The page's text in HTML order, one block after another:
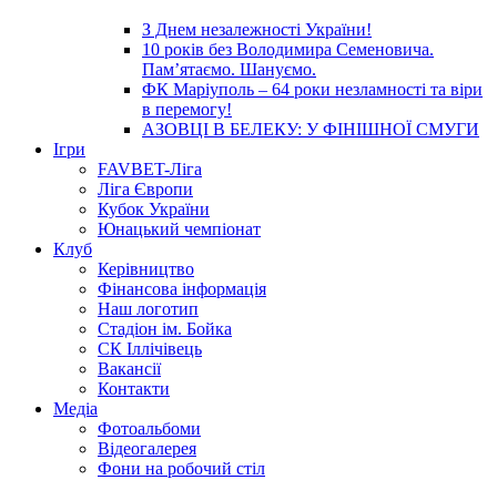
З Днем незалежності України!
10 років без Володимира Семеновича.
Пам’ятаємо. Шануємо.
ФК Маріуполь – 64 роки незламності та віри
в перемогу!
АЗОВЦІ В БЕЛЕКУ: У ФІНІШНОЇ СМУГИ
Ігри
FAVBET-Ліга
Ліга Європи
Кубок України
Юнацький чемпіонат
Клуб
Керівництво
Фінансова інформація
Наш логотип
Стадіон ім. Бойка
СК Іллічівець
Вакансії
Контакти
Медіа
Фотоальбоми
Відеогалерея
Фони на робочий стіл